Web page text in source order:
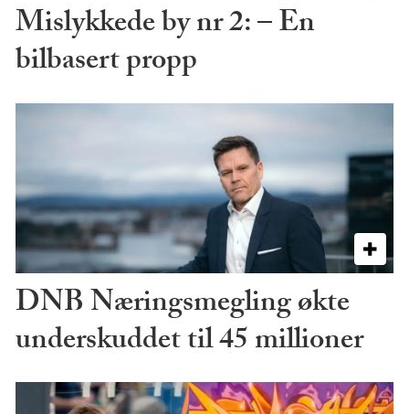
Mislykkede by nr 2: – En
bilbasert propp
DNB Næringsmegling økte
underskuddet til 45 millioner